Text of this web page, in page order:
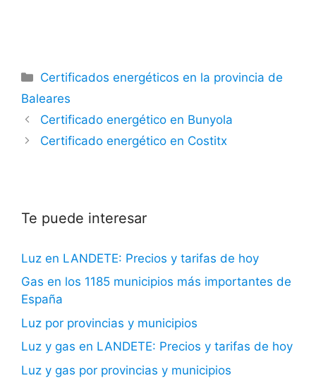
Categorías
Certificados energéticos en la provincia de
Baleares
Certificado energético en Bunyola
Certificado energético en Costitx
Te puede interesar
Luz en LANDETE: Precios y tarifas de hoy
Gas en los 1185 municipios más importantes de
España
Luz por provincias y municipios
Luz y gas en LANDETE: Precios y tarifas de hoy
Luz y gas por provincias y municipios